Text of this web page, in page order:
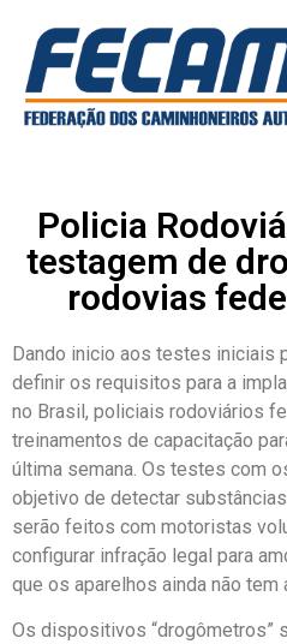
Policia
testagem de
rodovias
Dando inicio aos testes iniciais
definir os requisitos para a
no Brasil, policiais rodoviários
treinamentos de capacitação
última semana. Os testes com
objetivo de detectar
serão feitos com motoristas
configurar infração legal para
que os aparelhos ainda não
Os dispositivos “drogômetros”